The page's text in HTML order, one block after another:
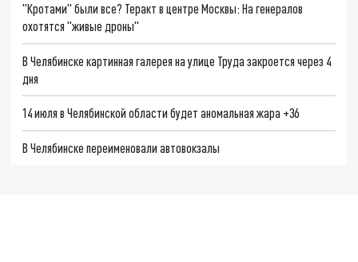
"Кротами" были все? Теракт в центре Москвы: На генералов
охотятся "живые дроны"
В Челябинске картинная галерея на улице Труда закроется через 4
дня
14 июля в Челябинской области будет аномальная жара +36
В Челябинске переименовали автовокзалы